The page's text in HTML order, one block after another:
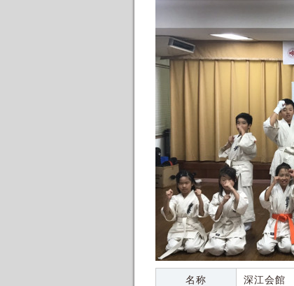
名称 深江会館